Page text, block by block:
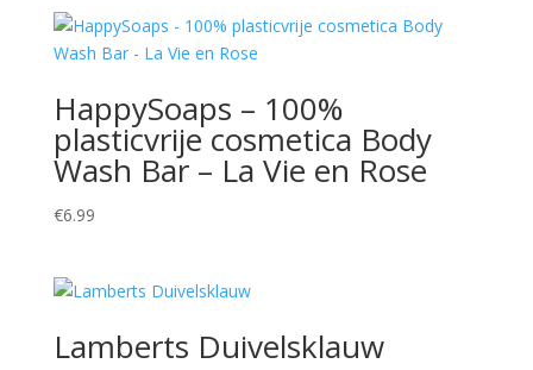
HappySoaps – 100%
plasticvrije cosmetica Body
Wash Bar – La Vie en Rose
€6.99
Lamberts Duivelsklauw